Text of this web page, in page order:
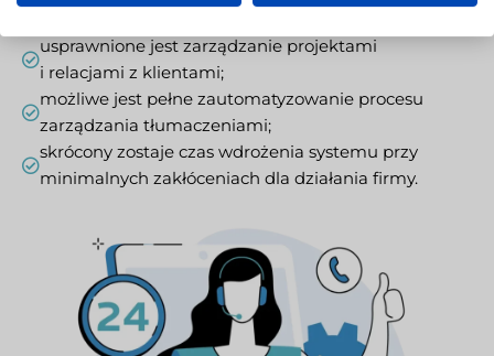
usprawnione jest zarządzanie projektami
i relacjami z klientami;
możliwe jest pełne zautomatyzowanie procesu
zarządzania tłumaczeniami;
skrócony zostaje czas wdrożenia systemu przy
minimalnych zakłóceniach dla działania firmy.